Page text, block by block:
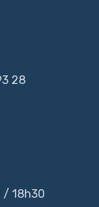
28
/ 18h30